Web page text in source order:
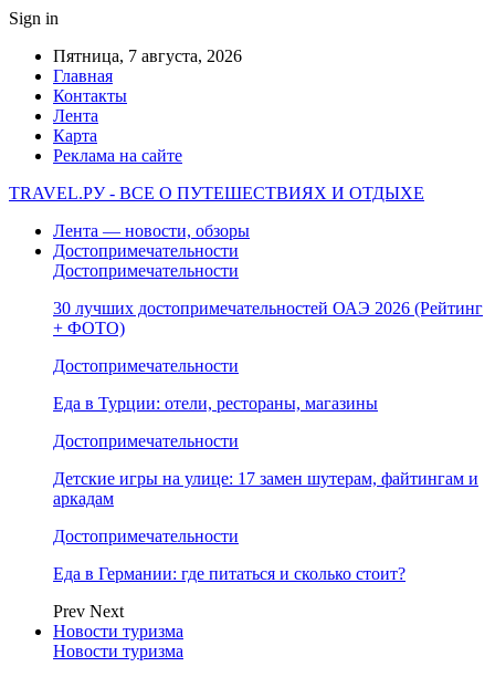
Sign in
Пятница, 7 августа, 2026
Главная
Контакты
Лента
Карта
Реклама на сайте
TRAVEL.РУ - ВСЕ О ПУТЕШЕСТВИЯХ И ОТДЫХЕ
Лента — новости, обзоры
Достопримечательности
Достопримечательности
30 лучших достопримечательностей ОАЭ 2026 (Рейтинг
+ ФОТО)
Достопримечательности
Еда в Турции: отели, рестораны, магазины
Достопримечательности
Детские игры на улице: 17 замен шутерам, файтингам и
аркадам
Достопримечательности
Еда в Германии: где питаться и сколько стоит?
Prev Next
Новости туризма
Новости туризма